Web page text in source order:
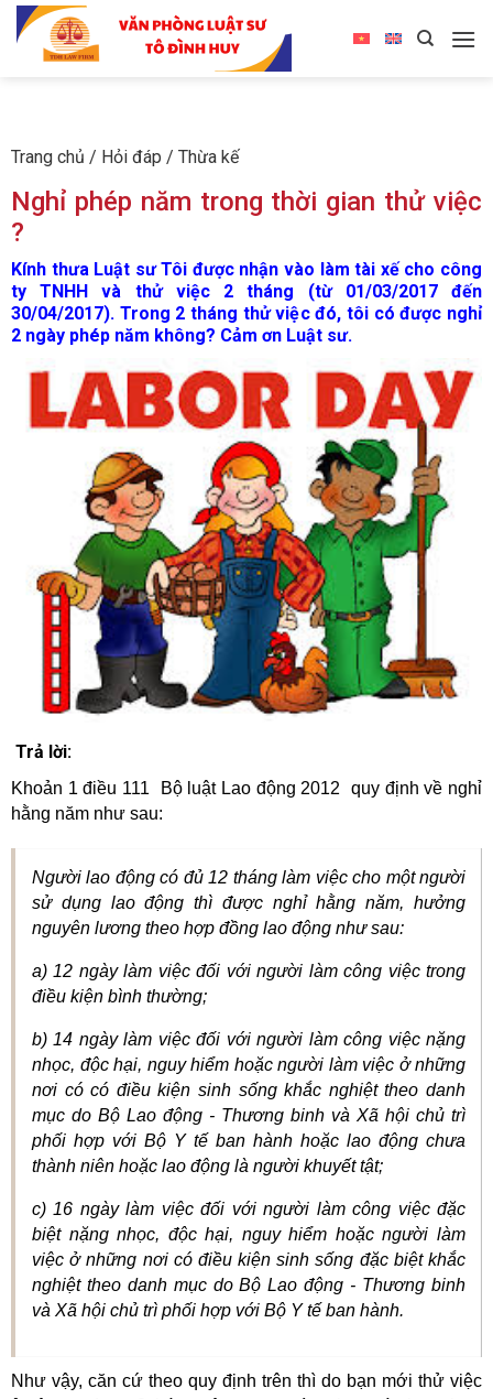
Trang chủ / Hỏi đáp / Thừa kế
Nghỉ phép năm trong thời gian thử việc
?
Kính thưa Luật sư Tôi được nhận vào làm tài xế cho công
ty TNHH và thử việc 2 tháng (từ 01/03/2017 đến
30/04/2017). Trong 2 tháng thử việc đó, tôi có được nghỉ
2 ngày phép năm không? Cảm ơn Luật sư.
Trả lời:
Khoản 1 điều 111 Bộ luật Lao động 2012 quy định về nghỉ
hằng năm như sau:
Người lao động có đủ 12 tháng làm việc cho một người
sử dụng lao động thì được nghỉ hằng năm, hưởng
nguyên lương theo hợp đồng lao động như sau:
a) 12 ngày làm việc đối với người làm công việc trong
điều kiện bình thường;
b) 14 ngày làm việc đối với người làm công việc nặng
nhọc, độc hại, nguy hiểm hoặc người làm việc ở những
nơi có có điều kiện sinh sống khắc nghiệt theo danh
mục do Bộ Lao động - Thương binh và Xã hội chủ trì
phối hợp với Bộ Y tế ban hành hoặc lao động chưa
thành niên hoặc lao động là người khuyết tật;
c) 16 ngày làm việc đối với người làm công việc đặc
biệt nặng nhọc, độc hại, nguy hiểm hoặc người làm
việc ở những nơi có điều kiện sinh sống đặc biệt khắc
nghiệt theo danh mục do Bộ Lao động - Thương binh
và Xã hội chủ trì phối hợp với Bộ Y tế ban hành.
Như vậy, căn cứ theo quy định trên thì do bạn mới thử việc